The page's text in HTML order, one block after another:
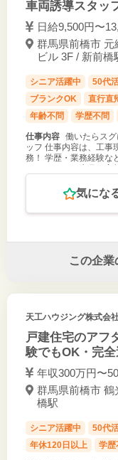
車両誘導スタッ
日給9,500円〜
群馬県前橋市 元
ビル 3F / 新前橋
シニア活躍中 50代
ブランクOK
直行直
年齢不問
学歴不問
仕事内容 働いたらス
ッフ 仕事内容は、工事
務！ 学歴・業務経験な
気にな
この企業
天工ハウジング株式会
戸建住宅のアフ
験でもOK・完全
年収300万円〜
群馬県前橋市 鶴
橋駅
シニア活躍中 50代
年休120日以上
学歴